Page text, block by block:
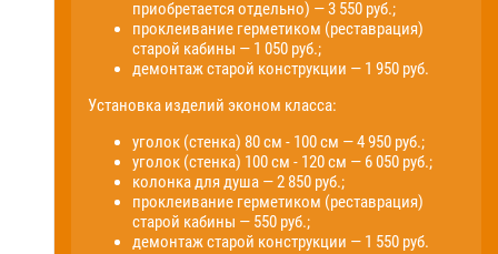
приобретается отдельно) — 3 550 руб.;
проклеивание герметиком (реставрация)
старой кабины — 1 050 руб.;
демонтаж старой конструкции — 1 950 руб.
Установка изделий эконом класса:
уголок (стенка) 80 см - 100 см — 4 950 руб.;
уголок (стенка) 100 см - 120 см — 6 050 руб.;
колонка для душа — 2 850 руб.;
проклеивание герметиком (реставрация)
старой кабины — 550 руб.;
демонтаж старой конструкции — 1 550 руб.